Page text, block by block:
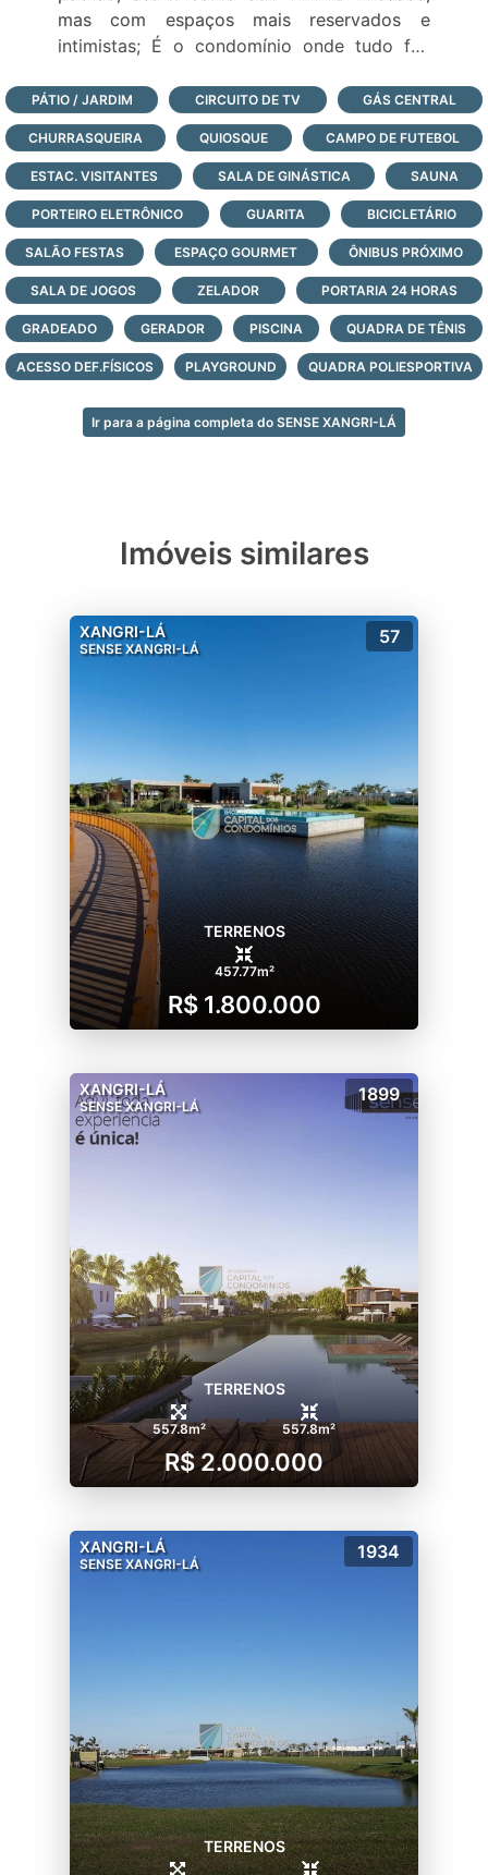
mas com espaços mais reservados e
intimistas; É o condomínio onde tudo faz
- Apenas 144 lotes, em aproximadamente 17
hectares;
- lotes grandes na sua maioria com 15m x
30m, para casas de alto padrão;
- lotes banhados por lagos;
- localização privilegiada e fácil acesso pela
Estrada do Mar, na entrada principal de
Xangri-Lá;
- infraestrutura de lazer completa com
paradouro exclusivo à beira-mar de Xangri-
Lá;
- portaria com monitoramento e segurança
24 horas, todos os dias do ano;
Veja todas as opções de lotes e casas à
PÁTIO / JARDIM CIRCUITO DE TV GÁS CENTRAL
CHURRASQUEIRA QUIOSQUE CAMPO DE FUTEBOL
ESTAC. VISITANTES SALA DE GINÁSTICA SAUNA
PORTEIRO ELETRÔNICO GUARITA BICICLETÁRIO
SALÃO FESTAS ESPAÇO GOURMET ÔNIBUS PRÓXIMO
SALA DE JOGOS ZELADOR PORTARIA 24 HORAS
GRADEADO GERADOR PISCINA QUADRA DE TÊNIS
ACESSO DEF.FÍSICOS PLAYGROUND QUADRA POLIESPORTIVA
Ir para a página completa do SENSE XANGRI-LÁ
Imóveis similares
XANGRI-LÁ
SENSE XANGRI-LÁ
57
TERRENOS
457.77m²
R$ 1.800.000
XANGRI-LÁ
SENSE XANGRI-LÁ
1899
TERRENOS
557.8m² 557.8m²
R$ 2.000.000
XANGRI-LÁ
SENSE XANGRI-LÁ
1934
TERRENOS